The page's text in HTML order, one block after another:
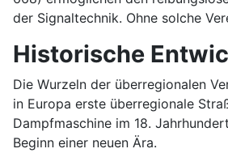
der Signaltechnik. Ohne solche
Historische
Die Wurzeln der überregionalen
in Europa erste überregionale
Dampfmaschine im 18.
Beginn einer neuen Ära.